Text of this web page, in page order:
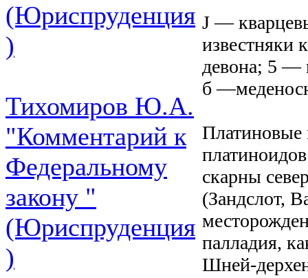
(Юриспруденция
)
Тихомиров Ю.А.
"Комментарий к
Федеральному
закону "
(Юриспруденция
)
J —
известняки
девона; 5 —
б
Платиновые
скарны
(Зандслот,
палладия,
Шней-